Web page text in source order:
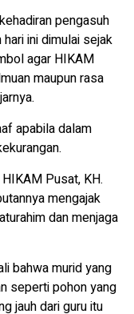
pengasuh
ini dimulai sejak
agar HIKAM
maupun rasa
apabila dalam
Pusat, KH.
mengajak
dan menjaga
bahwa murid yang
seperti pohon yang
jauh dari guru itu